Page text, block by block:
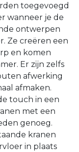
toegevoegd
wanneer je de
ontwerpen
Ze creëren een
en komen
Er zijn zelfs
afwerking
afmaken.
touch in een
met een
genoeg.
kranen
in plaats